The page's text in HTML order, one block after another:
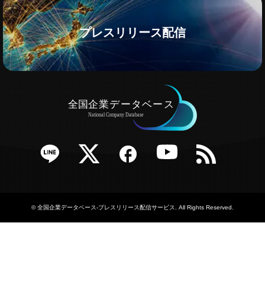
プレスリリース配信
Twitter Facebook YouTube RSS
©全国企業データベース-プレスリリース配信サービス . All Rights Reserved.